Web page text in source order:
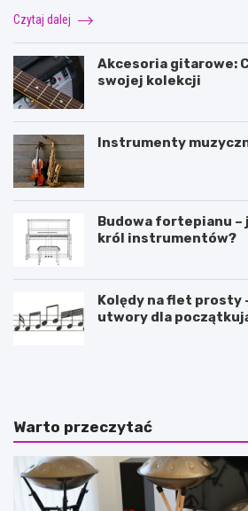
Czytaj dalej
Akcesoria gitarowe:
swojej kolekcji
Instrumenty
Budowa fortepianu –
król instrumentów?
Kolędy na flet prosty
utwory dla
u
z
y
k
n
,
A
Warto przeczytać